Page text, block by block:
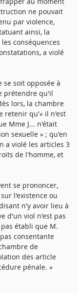
ne pouvait
par violence,
ainsi, la
conséquences
a violé
soit opposée à
prétendre qu'il
lors, la chambre
retenir qu'« il n'est
Mme J... n'était
sexuelle » ; qu'en
a violé les articles 3
de l'homme, et
se prononcer,
l'existence ou
n'y avoir lieu à
d'un viol n'est pas
établi que M.
consentante
de
des article
pénale. »